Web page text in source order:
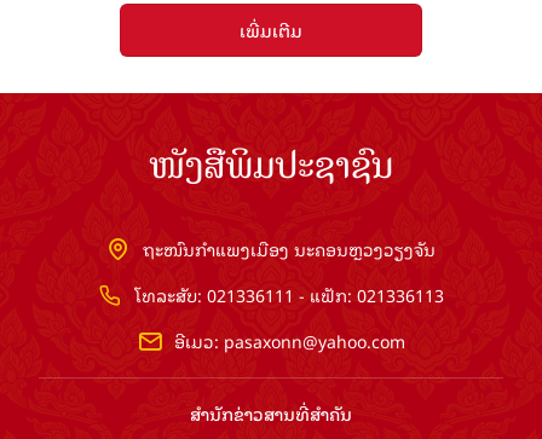
ເພີ່ມເຕີມ
ໜັງສືພິມປະຊາຊົນ
ຖະໜົນກຳແພງເມືອງ ນະຄອນຫຼວງວຽງຈັນ
ໂທລະສັບ: 021336111 - ແຟັກ: 021336113
ອີເມວ: pasaxonn@yahoo.com
ສຳ​ນັກ​ຂ່າວ​ສານ​ທີ່​ສຳ​ຄັນ​